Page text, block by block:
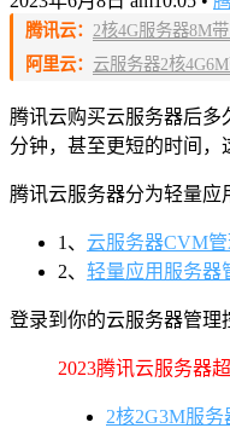
腾讯云： 2核4G服务器8M
阿里云： 云服务器2核
腾讯云购买云服务器后
分钟，甚至更短的时间，
腾讯云服务器分为轻量应
1、 云服务器CVM
2、 轻量应用服务器
登录到你的云服务器管理
2023腾讯云服务器
2核2G3M服